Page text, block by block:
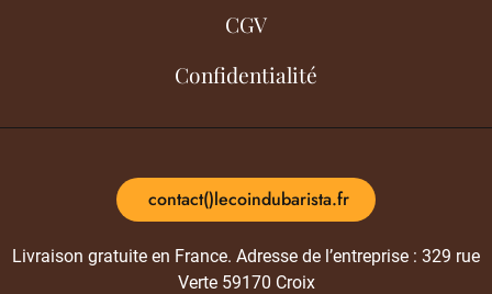
CGV
Confidentialité
contact()lecoindubarista.fr
Livraison gratuite en France. Adresse de l’entreprise : 329 rue
Verte 59170 Croix